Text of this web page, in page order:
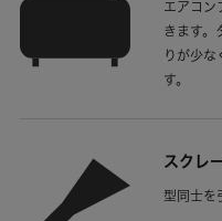
エアコン
きます。
りが少な
す。
スクレ
型同士を